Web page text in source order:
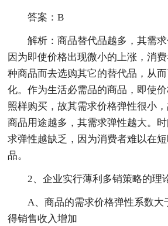
答案：B
解析：商品替代品越多，其需求
因为即使价格出现微小的上涨，消
种商品而去选购其它的替代品，从
化。作为生活必需品的商品，即使
照样购买，故其需求价格弹性很小
商品用途越多，其需求弹性越大。
求弹性越缺乏，因为消费者难以在
品。
2、企业实行薄利多销策略的理
A、商品的需求价格弹性系数大
得销售收入增加